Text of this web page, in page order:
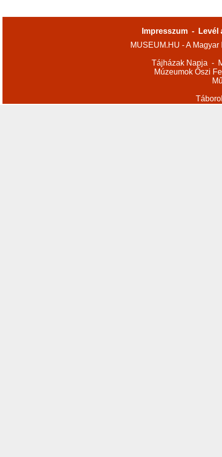
Impresszum -
Levél
MUSEUM.HU - A
Tájházak Napja -
Múzeumok Őszi